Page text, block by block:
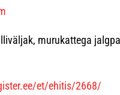
murukattega
et/ehitis/2668/